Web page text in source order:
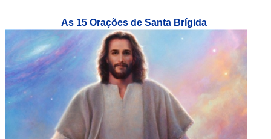
As 15 Orações de Santa Brígida